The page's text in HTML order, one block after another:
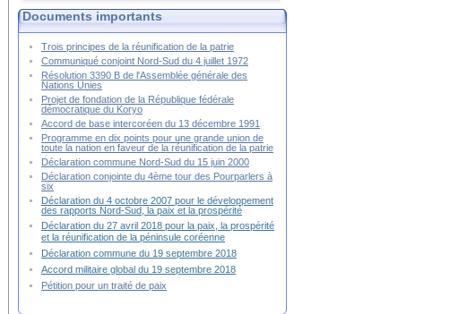
Documents importants
Trois principes de la réunification de la patrie
Communiqué conjoint Nord-Sud du 4 juillet 1972
Résolution 3390 B de l'Assemblée générale des
Nations Unies
Projet de fondation de la République fédérale
démocratique du Koryo
Accord de base intercoréen du 13 décembre 1991
Programme en dix points pour une grande union de
toute la nation en faveur de la réunification de la patrie
Déclaration commune Nord-Sud du 15 juin 2000
Déclaration conjointe du 4ème tour des Pourparlers à
six
Déclaration du 4 octobre 2007 pour le développement
des rapports Nord-Sud, la paix et la prospérité
Déclaration du 27 avril 2018 pour la paix, la prospérité
et la réunification de la péninsule coréenne
Déclaration commune du 19 septembre 2018
Accord militaire global du 19 septembre 2018
Pétition pour un traité de paix